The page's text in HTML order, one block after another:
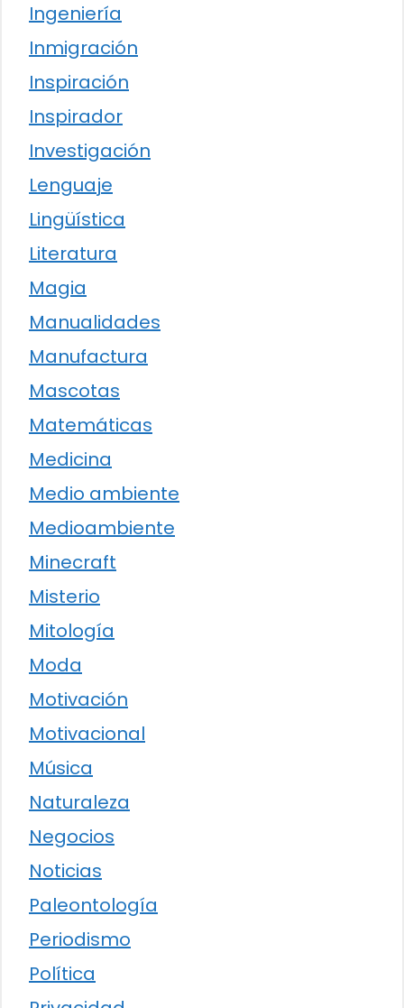
Ingeniería
Inmigración
Inspiración
Inspirador
Investigación
Lenguaje
Lingüística
Literatura
Magia
Manualidades
Manufactura
Mascotas
Matemáticas
Medicina
Medio ambiente
Medioambiente
Minecraft
Misterio
Mitología
Moda
Motivación
Motivacional
Música
Naturaleza
Negocios
Noticias
Paleontología
Periodismo
Política